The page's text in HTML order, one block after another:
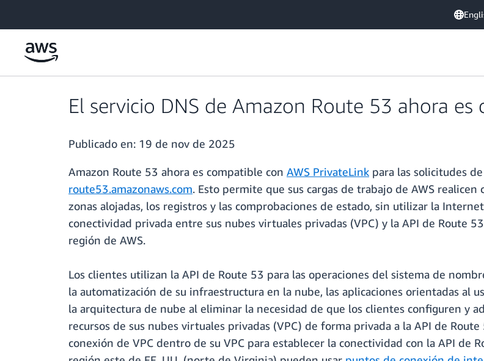
El servicio DNS de Amazon Route 53 ahora
Publicado en: 19 de nov de 2025
Amazon Route 53 ahora es compatible con AWS PrivateLink para las solicitudes
route53.amazonaws.com. Esto permite que sus cargas de trabajo de AWS
zonas alojadas, los registros y las comprobaciones de estado, sin utilizar la
conectividad privada entre sus nubes virtuales privadas (VPC) y la API de Route
región de AWS.
Los clientes utilizan la API de Route 53 para las operaciones del sistema de
la automatización de su infraestructura en la nube, las aplicaciones orientadas al
la arquitectura de nube al eliminar la necesidad de que los clientes configuren y
recursos de sus nubes virtuales privadas (VPC) de forma privada a la API de
conexión de VPC dentro de su VPC para establecer la conectividad con la API de